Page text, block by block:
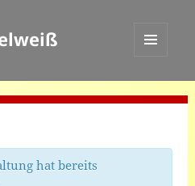
hat bereits